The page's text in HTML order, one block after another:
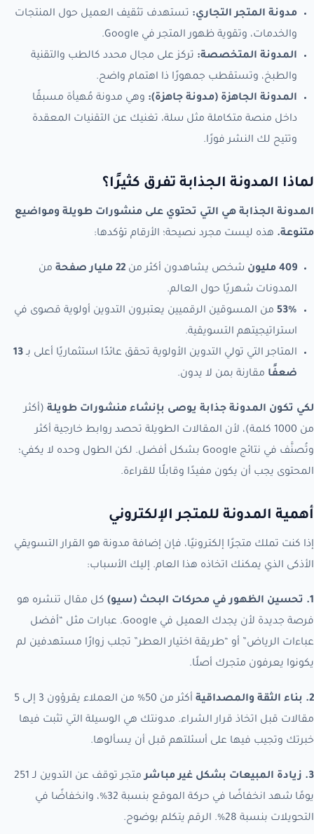
مدونة المتجر التجاري: تستهدف تثقيف العميل حول المنتجات
والخدمات، وتقوية ظهور المتجر في Google.
المدونة المتخصصة: تركز على مجال محدد كالطب والتقنية
والطبخ، وتستقطب جمهورًا ذا اهتمام واضح.
المدونة الجاهزة (مدونة جاهزة): وهي مدونة مُهيأة مسبقًا
داخل منصة متكاملة مثل سلة، تغنيك عن التقنيات المعقدة
وتتيح لك النشر فورًا.
لماذا المدونة الجذابة تفرق كثيرًا؟
المدونة الجذابة هي التي تحتوي على منشورات طويلة ومواضيع
متنوعة. هذه ليست مجرد نصيحة؛ الأرقام تؤكدها:
409 مليون شخص يشاهدون أكثر من 22 مليار صفحة
من
المدونات شهريًا حول العالم.
53% من المسوقين الرقميين يعتبرون التدوين أولوية قصوى في
استراتيجيتهم التسويقية.
المتاجر التي تولي التدوين الأولوية تحقق عائدًا استثماريًا أعلى بـ13
ضعفًا مقارنة بمن لا يدون.
لكي تكون المدونة جذابة يوصى بإنشاء منشورات طويلة (أكثر
من 1000 كلمة)، لأن المقالات الطويلة تحصد روابط خارجية أكثر
وتُصنَّف في نتائج Google بشكل أفضل. لكن الطول وحده لا يكفي؛
المحتوى يجب أن يكون مفيدًا وقابلًا للقراءة.
أهمية المدونة للمتجر الإلكتروني
إذا كنت تملك متجرًا إلكترونيًا، فإن إضافة مدونة هو القرار التسويقي
الأذكى الذي يمكنك اتخاذه هذا العام. إليك الأسباب:
1. تحسين الظهور في محركات البحث (سيو)
كل مقال تنشره هو
فرصة جديدة لأن يجدك العميل في Google. عبارات مثل “أفضل
عباءات الرياض” أو “طريقة اختيار العطر” تجلب زوارًا مستهدفين لم
يكونوا يعرفون متجرك أصلًا.
2. بناء الثقة والمصداقية
أكثر من 50% من العملاء يقرؤون 3 إلى 5
مقالات قبل اتخاذ قرار الشراء. مدونتك هي الوسيلة التي تثبت فيها
خبرتك وتجيب فيها على أسئلتهم قبل أن يسألوها.
3. زيادة المبيعات بشكل غير مباشر
متجر توقف عن التدوين لـ 251
يومًا شهد انخفاضًا في حركة الموقع بنسبة 32%، وانخفاضًا في
التحويلات بنسبة 28%. الرقم يتكلم بوضوح.